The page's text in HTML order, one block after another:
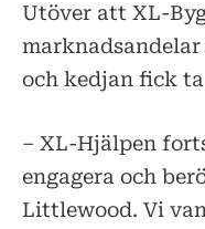
Utöver att XL-
och kedjan fick
– XL-Hjälpen
engagera och
Littlewood. Vi